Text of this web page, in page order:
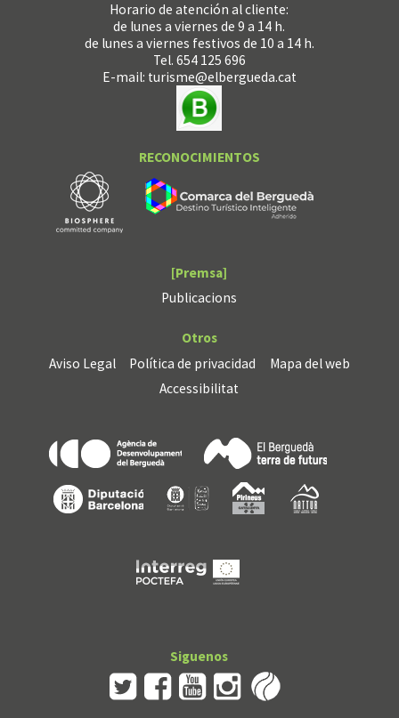
Horario de atención al cliente:
de lunes a viernes de 9 a 14 h.
de lunes a viernes festivos de 10 a 14 h.
Tel. 654 125 696
E-mail: turisme@elbergueda.cat
RECONOCIMIENTOS
[Premsa]
Publicacions
Otros
Aviso Legal
Política de privacidad
Mapa del web
Accessibilitat
Siguenos